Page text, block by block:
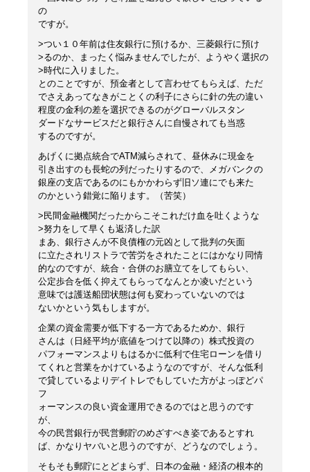
の
ですが。
>つい１０年前は住友銀行に預けるか、三菱銀行に預け
>るのか、まったく悩みませんでしたが、ようやく選択の
>時代に入りました。
とのことですが、預金者として言わせてもらえば、ただ
でさえあってなきがことくの利子にさらに針の先の違い
程度の金利の差を選択できるのがグローバルスタン
ダードなサービスだと銀行さんに自慢されても当惑
するのですが。
あげくに拠点統合でATM減らされて、昼休みに現金を
引き出すのも長蛇の列だったりするので、メガバンクの
銀座の支店であるのにもかかわらず旧ソ連にでも来た
のかという錯覚に陥ります。（苦笑）
>民間金融機関だったからこそこれだけ血を吐くような
>努力をして早くも返済した訳
まあ、銀行さんが不良債権の元凶として批判の矢面
に立たされリストラで苦労をされたことにはかなり同情
的なのですが、統合・合併のお膳立てをしてもらい、
公定歩合を低く抑えてもらってなんとか凌いだという
意味では護送船団状態は何も変わっていないのでは
ないかという気もしますが。
企業の資金需要が低下する一方であるためか、銀行
さんは（日経平均が底値をつけて以降の）株式投資の
パフォーマンスよりもはるかに低利で住宅ローンを借り
てくれと営業をかけているようなのですが、そんな低利
で貸しているよりデイトレでもしていた方がよっぽどパ
フ
ォーマンスの良い資金運用できるのではと思うのです
が、
今の民営銀行が民営郵貯のめざすべき姿であるとすれ
ば、かなりヤバいと思うのですが、どうなのでしょう。
そもそも郵貯にとどまらず、日本の金融・経済の根本的